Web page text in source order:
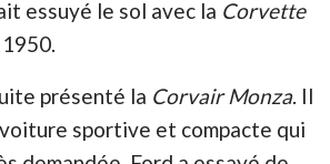
essuyé le sol avec la Corvette
présenté la Corvair Monza. Il
voiture sportive et compacte qui